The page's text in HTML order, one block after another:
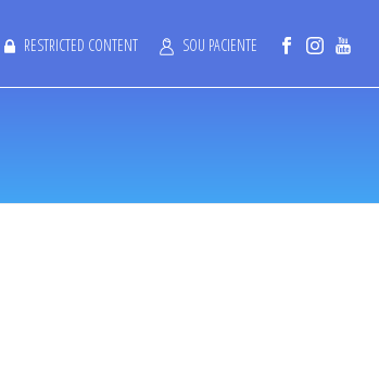
RESTRICTED CONTENT SOU PACIENTE